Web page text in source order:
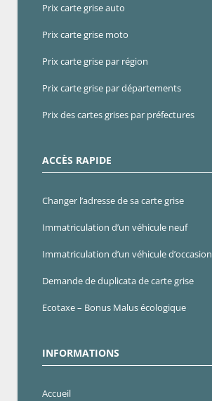
Prix carte grise auto
Prix carte grise moto
Prix carte grise par région
Prix carte grise par départements
Prix des cartes grises par préfectures
ACCÈS RAPIDE
Changer l’adresse de sa carte grise
Immatriculation d’un véhicule neuf
Immatriculation d’un véhicule d’occasion
Demande de duplicata de carte grise
Ecotaxe – Bonus Malus écologique
INFORMATIONS
Accueil